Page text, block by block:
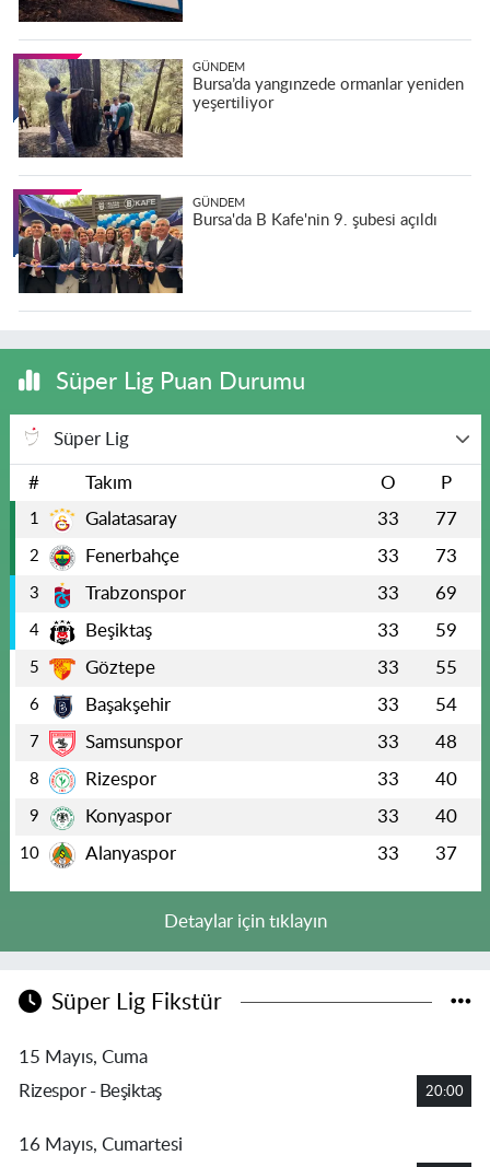
GÜNDEM
Bursa’da yangınzede ormanlar yeniden
yeşertiliyor
GÜNDEM
Bursa'da B Kafe'nin 9. şubesi açıldı
Süper Lig Puan Durumu
Süper Lig
# Takım O P
1 Galatasaray 33 77
2 Fenerbahçe 33 73
3 Trabzonspor 33 69
4 Beşiktaş 33 59
5 Göztepe 33 55
6 Başakşehir 33 54
7 Samsunspor 33 48
8 Rizespor 33 40
9 Konyaspor 33 40
10 Alanyaspor 33 37
Detaylar için tıklayın
Süper Lig Fikstür
15 Mayıs, Cuma
Rizespor - Beşiktaş
20:00
16 Mayıs, Cumartesi